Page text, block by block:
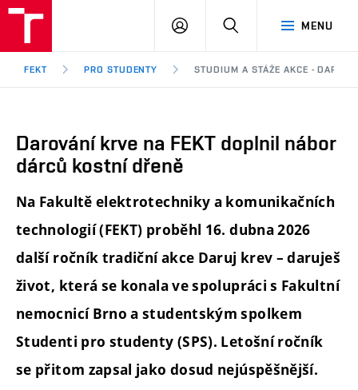
Brno
MENU
PŘIHLÁSIT
FEKT PRO STUDENTY STUDIUM A STÁŽE AKCE -
Darování krve na FEKT doplnil nábor
dárců kostní dřeně
Na Fakultě elektrotechniky a komunikačních
technologií (FEKT) proběhl 16. dubna 2026
další ročník tradiční akce Daruj krev – daruješ
život, která se konala ve spolupráci s Fakultní
nemocnicí Brno a studentským spolkem
Studenti pro studenty (SPS). Letošní ročník
se přitom zapsal jako dosud nejúspěšnější.